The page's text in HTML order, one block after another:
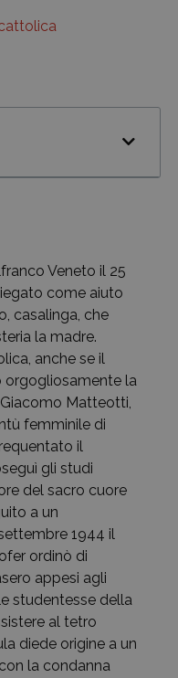
Veneto il 25
come aiuto
casalinga, che
la madre.
anche se il
orgogliosamente la
Matteotti,
femminile di
il
gli studi
del sacro cuore
a un
1944 il
ordinò di
appesi agli
studentesse della
al tetro
diede origine a un
la condanna